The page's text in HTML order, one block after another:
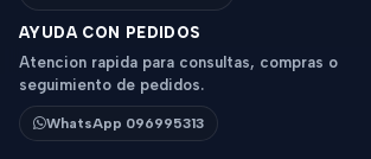
AYUDA CON PEDIDOS
Atencion rapida para consultas, compras o
seguimiento de pedidos.
WhatsApp 096995313